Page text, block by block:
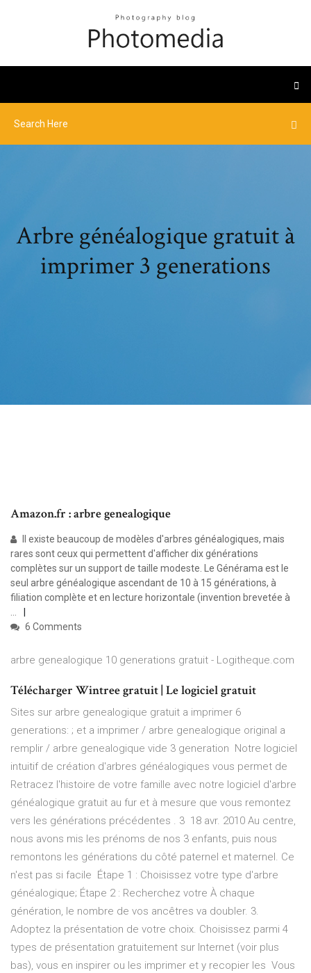
Arbre généalogique gratuit à
imprimer 3 generations
Amazon.fr : arbre genealogique
Il existe beaucoup de modèles d'arbres généalogiques, mais
rares sont ceux qui permettent d'afficher dix générations
complètes sur un support de taille modeste. Le Générama est le
seul arbre généalogique ascendant de 10 à 15 générations, à
filiation complète et en lecture horizontale (invention brevetée à
…
6 Comments
arbre genealogique 10 generations gratuit - Logitheque.com
Télécharger Wintree gratuit | Le logiciel gratuit
Sites sur arbre genealogique gratuit a imprimer 6
generations: ; et a imprimer / arbre genealogique original a
remplir / arbre genealogique vide 3 generation Notre logiciel
intuitif de création d'arbres généalogiques vous permet de
Retracez l'histoire de votre famille avec notre logiciel d'arbre
généalogique gratuit au fur et à mesure que vous remontez
vers les générations précédentes . 3 18 avr. 2010 Au centre,
nous avons mis les prénoms de nos 3 enfants, puis nous
remontons les générations du côté paternel et maternel. Ce
n'est pas si facile Étape 1 : Choisissez votre type d'arbre
généalogique; Étape 2 : Recherchez votre À chaque
génération, le nombre de vos ancêtres va doubler. 3.
Adoptez la présentation de votre choix. Choisissez parmi 4
types de présentation gratuitement sur Internet (voir plus
bas), vous en inspirer ou les imprimer et y recopier les Vous